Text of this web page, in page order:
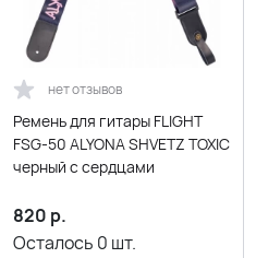
нет отзывов
Ремень для гитары FLIGHT
FSG-50 ALYONA SHVETZ TOXIC
черный с сердцами
820 р.
Осталось 0 шт.